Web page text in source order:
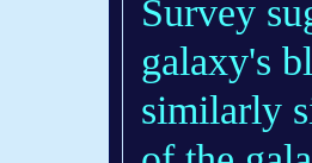
Survey
galaxy's
similarly